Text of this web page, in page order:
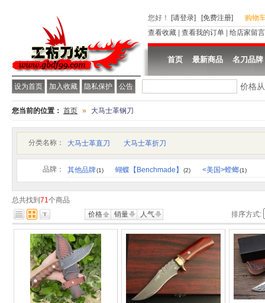
设为首页 加入收藏 隐私保护 公告
您好 ！ [请登录] [免费注册]
购物
查看收藏
查看我的订单 给店家留言
首页 最新商品 名刀品牌
价格
您当前的位置： 首页 » 大马士革钢刀
分类名称： 大马士革直刀 大马士革折刀
品牌： 其他品牌(1) 蝴蝶【Benchmade】 (2) <美国>螳螂(1)
总共找到 71个商品
价格
销量 人气 排序方式: